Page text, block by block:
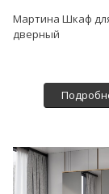
Мартина Шкаф
дверный